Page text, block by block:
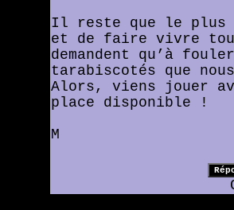
Il reste que le plus
et de faire vivre
demandent qu’à
tarabiscotés que
Alors, viens jouer
place disponible !
M